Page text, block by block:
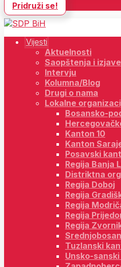
Pridruži se!
Vijesti
Aktuelnosti
Saopštenja i izjave
Intervju
Kolumna/Blog
Drugi o nama
Lokalne
Bosansko-
Kanton 10
Kanton
Posavski
Regija Banja
Distriktna
Regija Doboj
Regija
Regija
Regija
Regija
Tuzlanski
Unsko-